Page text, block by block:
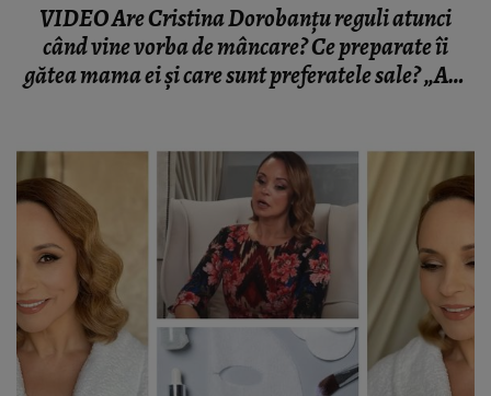
VIDEO Are Cristina Dorobanțu reguli atunci
când vine vorba de mâncare? Ce preparate îi
gătea mama ei și care sunt preferatele sale? „Am